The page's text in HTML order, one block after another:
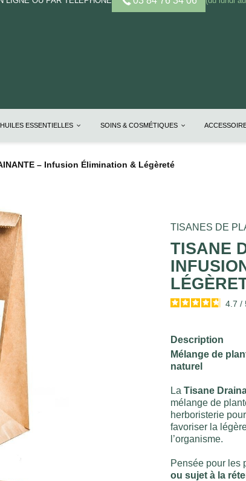
HUILES ESSENTIELLES SOINS & COSMÉTIQUES
– Infusion Élimination & Légèreté
TISANES DE
TISANE
4.7 /
Description
Mélange de
naturel
LaTisane
mélange de
herboristerie
favoriser la
l’organisme.
Pensée pour les
ou sujet à la